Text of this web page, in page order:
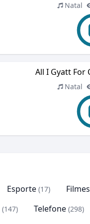
Natal
All I Gyatt For
Natal
Esporte (17) Filmes
(147) Telefone (298)